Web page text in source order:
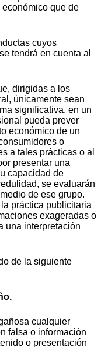
que de
cuyos
tendrá en cuenta al
dirigidas a los
únicamente sean
significativa, en un
pueda prever
económico de un
o
a tales prácticas o al
presentar una
capacidad de
se evaluarán
de ese grupo.
práctica publicitaria
exageradas o
una interpretación
de la siguiente
cualquier
falsa o información
o presentación